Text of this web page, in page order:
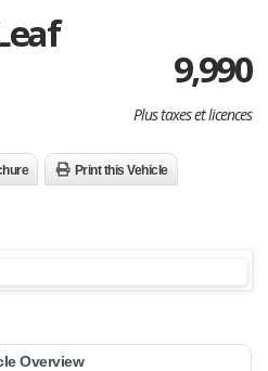
9,990
Plus taxes et licences
Print this Vehicle
Overview